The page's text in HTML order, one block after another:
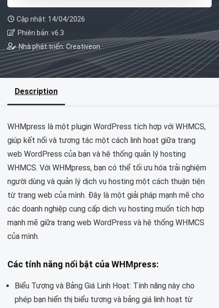
Cập nhật: 14/04/2026
Phiên bản: v6.3
Nhà phát triển: Creativeon
Description
WHMpress là một plugin WordPress tích hợp với WHMCS,
giúp kết nối và tương tác một cách linh hoạt giữa trang
web WordPress của bạn và hệ thống quản lý hosting
WHMCS. Với WHMpress, bạn có thể tối ưu hóa trải nghiệm
người dùng và quản lý dịch vụ hosting một cách thuận tiện
từ trang web của mình. Đây là một giải pháp mạnh mẽ cho
các doanh nghiệp cung cấp dịch vụ hosting muốn tích hợp
mạnh mẽ giữa trang web WordPress và hệ thống WHMCS
của mình.
Các tính năng nổi bật của WHMpress:
Biểu Tượng và Bảng Giá Linh Hoạt: Tính năng này cho
phép bạn hiển thị biểu tượng và bảng giá linh hoạt từ